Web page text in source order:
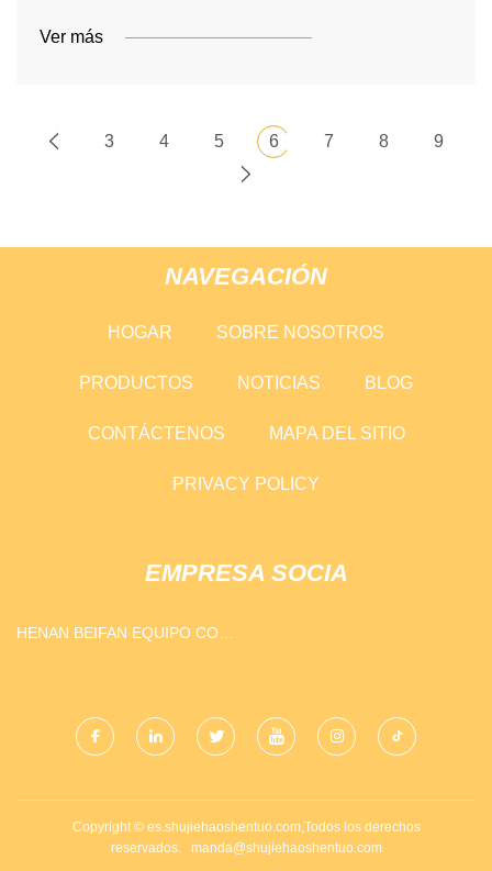
Ver más
3 4 5 6 7 8 9
NAVEGACIÓN
HOGAR SOBRE NOSOTROS
PRODUCTOS NOTICIAS BLOG
CONTÁCTENOS MAPA DEL SITIO
PRIVACY POLICY
EMPRESA SOCIA
HENAN BEIFAN EQUIPO CO.,
Copyright © es.shujiehaoshentuo.com,Todos los derechos
reservados. manda@shujiehaoshentuo.com